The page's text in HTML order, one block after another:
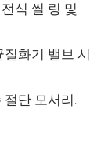
식 씰 링 및
화기 밸브 시
단 모서리.